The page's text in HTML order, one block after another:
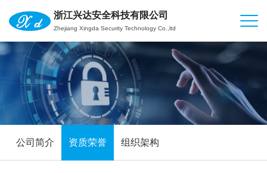
浙江兴达安全科技有限公司
Zhejiang Xingda Security Technology Co.,ltd
公司简介 资质荣誉 组织架构